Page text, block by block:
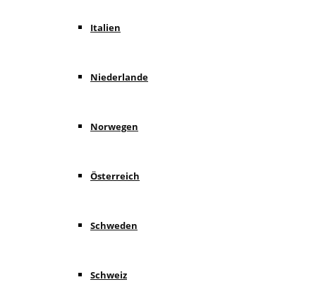
Italien
Niederlande
Norwegen
Österreich
Schweden
Schweiz